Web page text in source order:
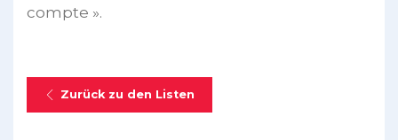
compte ».
Zurück zu den Listen